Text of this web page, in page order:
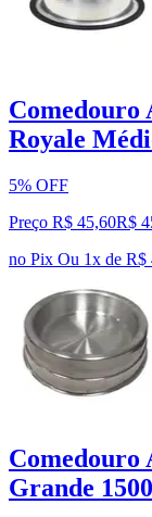
Royale
5% OFF
Preço R$ 45,60R$
no Pix Ou 1x de R$
Comedouro
Grande